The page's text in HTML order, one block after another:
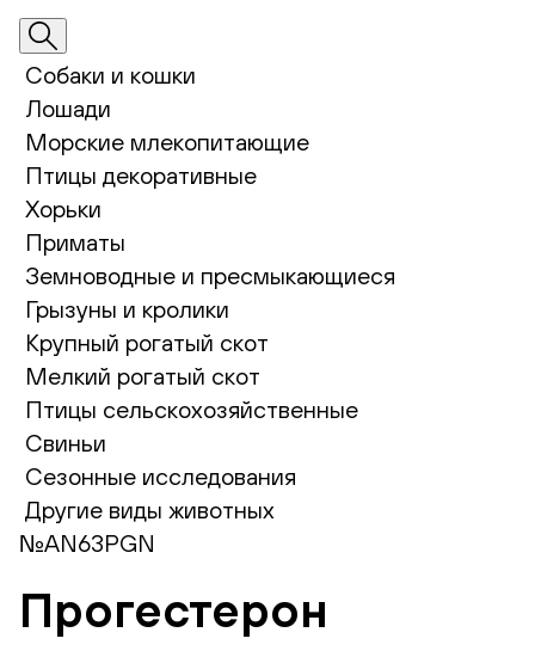
Собаки и кошки
Лошади
Морские млекопитающие
Птицы декоративные
Хорьки
Приматы
Земноводные и пресмыкающиеся
Грызуны и кролики
Крупный рогатый скот
Мелкий рогатый скот
Птицы сельскохозяйственные
Свиньи
Сезонные исследования
Другие виды животных
№AN63PGN
Прогестерон